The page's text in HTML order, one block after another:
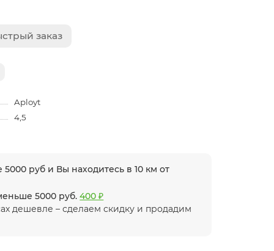
заказ
Aployt
4,5
руб и Вы находитесь в 10 км от
5000 руб.400 ₽
дешевле – сделаем скидку и продадим